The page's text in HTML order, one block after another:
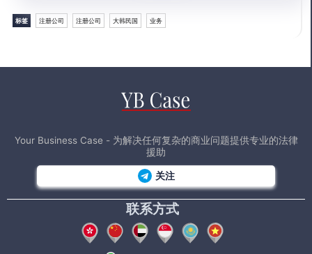
标签 注册公司 注册公司 大韩民国 业务
Your Business Case - 为解决任何复杂的商业问题提供专业的法律
援助
关注
联系方式